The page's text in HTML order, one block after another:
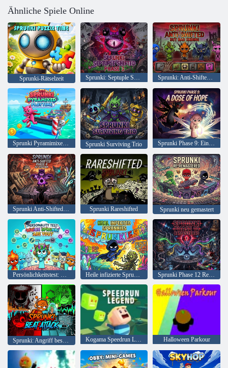
Ähnliche Spiele Online
Sprunki-Rätselzeit Sprunki: Septuple Shifted Phase 3 Sprunki: Anti-Shifted, aber schlechtes Ende
Sprunki Pyramimixed Playtime Sprunki Surviving Trio Sprunki Phase 9: Eine Portion Hoffnung
Sprunki Anti-Shifted Phase 4, aber MisfitMIX Sprunki Rareshifted Sprunki neu gemastert
Persönlichkeitstest: Welcher Sprunki bist du? Heile infizierte Sprunkies Sprunki Phase 12 Remastered
Kogama Speedrun Legende Halloween Parkour